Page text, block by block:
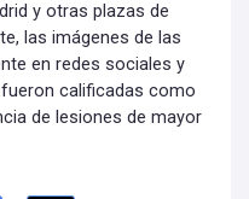
y otras plazas de
las imágenes de las
en redes sociales y
calificadas como
de lesiones de mayor